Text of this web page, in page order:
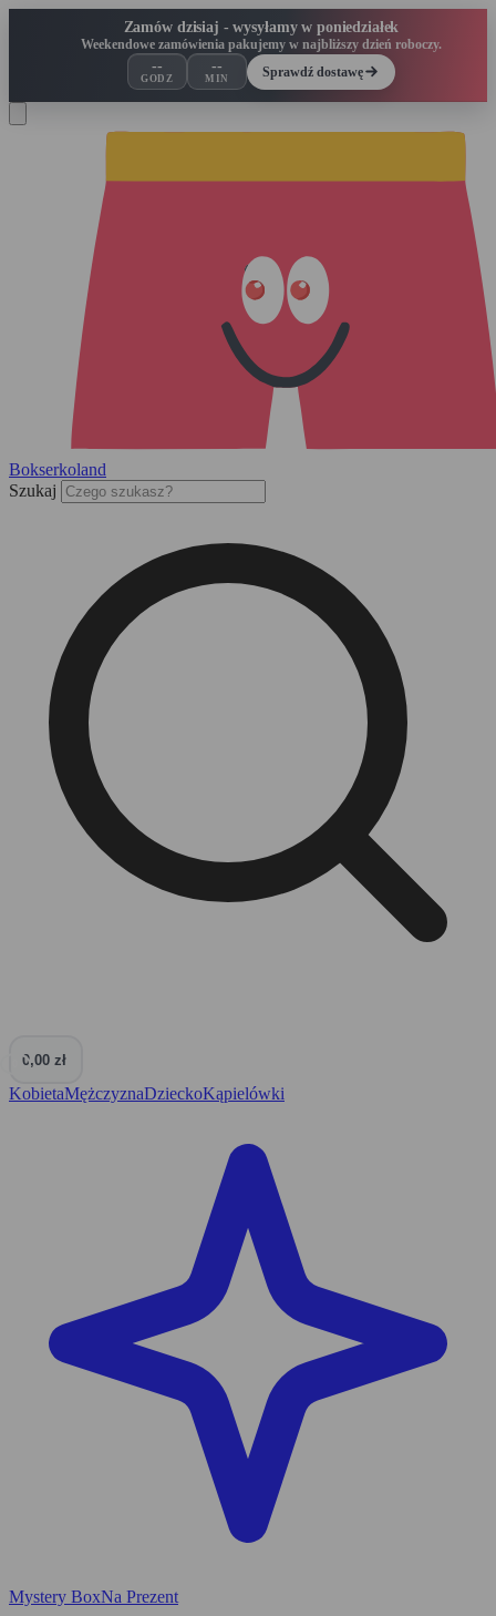
Zamów dzisiaj - wysyłamy w poniedziałek
Weekendowe zamówienia pakujemy w najbliższy dzień roboczy.
--
GODZ
--
MIN Sprawdź dostawę
Bokserkoland
Szukaj
0,00 zł
KobietaMężczyznaDzieckoKąpielówki
Mystery BoxNa Prezent